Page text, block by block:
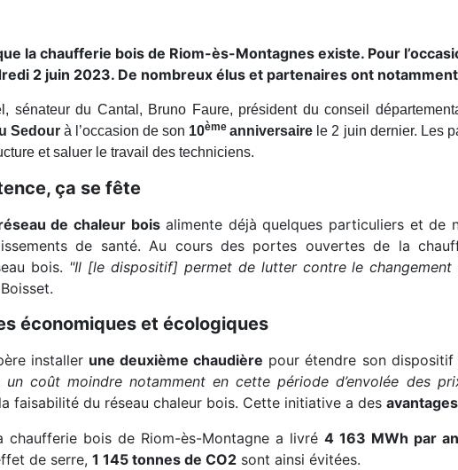
la chaufferie bois de Riom-ès-Montagnes existe. Pour
2 juin 2023. De nombreux élus et partenaires ont
sénateur du Cantal, Bruno Faure, président du conseil
Sedourà l’occasion de son 10ème anniversaire le 2 juin dernier. Les
et saluer le travail des techniciens.
ça se fête
de chaleur boisalimente déjà quelques particuliers et de
de santé. Au cours des portes ouvertes de la
bois. "Il [le dispositif] permet de lutter contre le changement
économiques et écologiques
installer une deuxième chaudière pour étendre son dispositif
un coût moindre notamment en cette période d’envolée des
faisabilité du réseau chaleur bois. Cette initiative a des avantages
chaufferie bois de Riom-ès-Montagne a livré 4 163 MWh par an
de serre, 1 145 tonnes de CO2 sont ainsi évitées.